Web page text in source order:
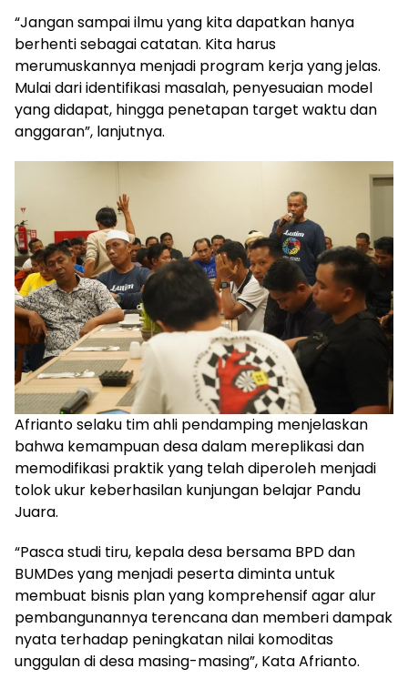
“Jangan sampai ilmu yang kita dapatkan hanya
berhenti sebagai catatan. Kita harus
merumuskannya menjadi program kerja yang jelas.
Mulai dari identifikasi masalah, penyesuaian model
yang didapat, hingga penetapan target waktu dan
anggaran”, lanjutnya.
Afrianto selaku tim ahli pendamping menjelaskan
bahwa kemampuan desa dalam mereplikasi dan
memodifikasi praktik yang telah diperoleh menjadi
tolok ukur keberhasilan kunjungan belajar Pandu
Juara.
“Pasca studi tiru, kepala desa bersama BPD dan
BUMDes yang menjadi peserta diminta untuk
membuat bisnis plan yang komprehensif agar alur
pembangunannya terencana dan memberi dampak
nyata terhadap peningkatan nilai komoditas
unggulan di desa masing-masing”, Kata Afrianto.